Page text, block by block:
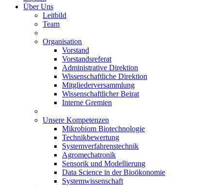
Über Uns
Leitbild
Team
Organisation
Vorstand
Vorstandsreferat
Administrative Direktion
Wissenschaftliche Direktion
Mitgliederversammlung
Wissenschaftlicher Beirat
Interne Gremien
Unsere Kompetenzen
Mikrobiom Biotechnologie
Technikbewertung
Systemverfahrenstechnik
Agromechatronik
Sensorik und Modellierung
Data Science in der Bioökonomie
Systemwissenschaft